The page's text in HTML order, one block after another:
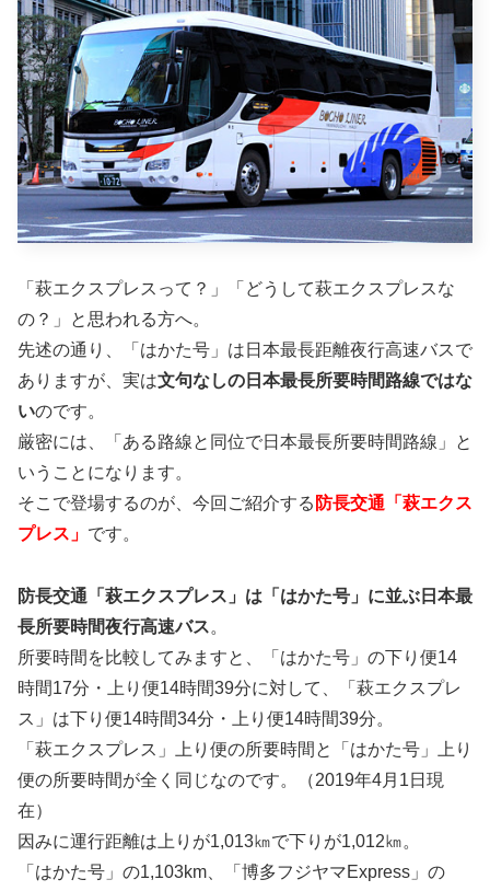
「萩エクスプレスって？」「どうして萩エクスプレスな
の？」と思われる方へ。
先述の通り、「はかた号」は日本最長距離夜行高速バスで
ありますが、実は文句なしの日本最長所要時間路線ではな
いのです。
厳密には、「ある路線と同位で日本最長所要時間路線」と
いうことになります。
そこで登場するのが、今回ご紹介する 防長交通「萩エクス
プレス」 です。
防長交通「萩エクスプレス」は「はかた号」に並ぶ日本最
長所要時間夜行高速バス。
所要時間を比較してみますと、「はかた号」の下り便14
時間17分・上り便14時間39分に対して、「萩エクスプレ
ス」は下り便14時間34分・上り便14時間39分。
「萩エクスプレス」上り便の所要時間と「はかた号」上り
便の所要時間が全く同じなのです。（2019年4月1日現
在）
因みに運行距離は上りが1,013㎞で下りが1,012㎞。
「はかた号」の1,103km、「博多フジヤマExpress」の